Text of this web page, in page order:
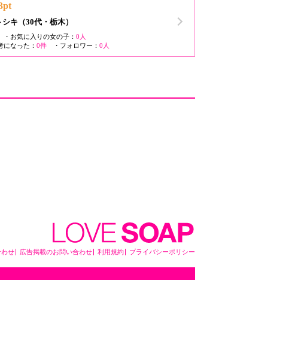
シキ （30代・栃木）
・お気に入りの女の子： 0人
なった： 0件 ・フォロワー： 0人
わせ 広告掲載のお問い合わせ 利用規約 プライバシーポリシー